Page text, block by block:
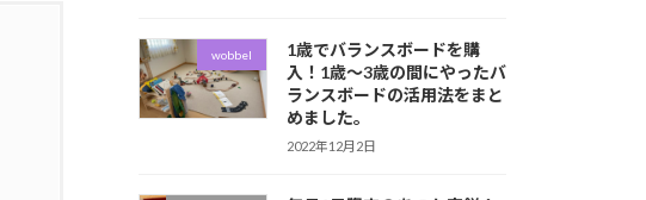
wobbel
1歳でバランスボードを購
入！1歳〜3歳の間にやったバ
ランスボードの活用法をまと
めました。
2022年12月2日